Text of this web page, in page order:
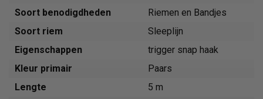
Soort benodigdheden
Riemen en Bandjes
Soort riem
Sleeplijn
Eigenschappen
trigger snap haak
Kleur primair
Paars
Lengte
5 m